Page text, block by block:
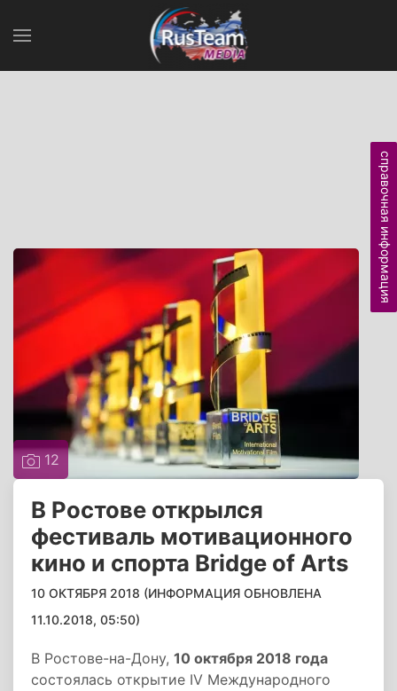
12
В Ростове открылся
фестиваль мотивационного
кино и спорта Bridge of Arts
10 ОКТЯБРЯ 2018 (ИНФОРМАЦИЯ ОБНОВЛЕНА
11.10.2018, 05:50)
В Ростове-на-Дону, 10 октября 2018 года
состоялась открытие IV Международного
справочная информация